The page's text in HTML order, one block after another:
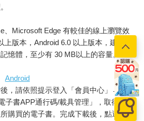
、Microsoft Edge 有較佳的線上瀏覽效
上版本，Android 6.0 以上版本，建議裝
憶體，至少有 30 MB以上的容量。
Android
，請依照提示登入「會員中心」→「我
子書APP通行碼/載具管理」，取得通行
購買的電子書。完成下載後，點選任一